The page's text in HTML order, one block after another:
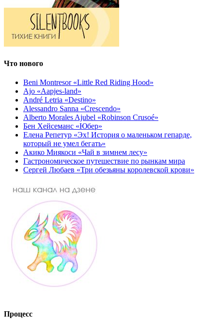
Что нового
Beni Montresor «Little Red Riding Hood»
Ajo «Aapjes-land»
André Letria «Destino»
Alessandro Sanna «Crescendo»
Alberto Morales Ajubel «Robinson Crusoé»
Бен Хейсеманс «Юбер»
Елена Репетур «Эх! История о маленьком гепарде,
который не умел бегать»
Акико Миякоси «Чай в зимнем лесу»
Гастрономическое путешествие по рынкам мира
Сергей Любаев «Три обезьяны королевской крови»
Процесс